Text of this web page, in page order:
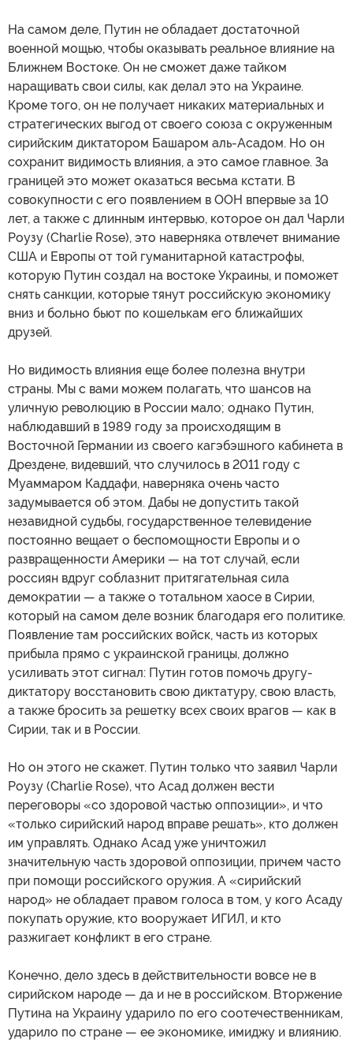
На самом деле, Путин не обладает достаточной
военной мощью, чтобы оказывать реальное влияние на
Ближнем Востоке. Он не сможет даже тайком
наращивать свои силы, как делал это на Украине.
Кроме того, он не получает никаких материальных и
стратегических выгод от своего союза с окруженным
сирийским диктатором Башаром аль-Асадом. Но он
сохранит видимость влияния, а это самое главное. За
границей это может оказаться весьма кстати. В
совокупности с его появлением в ООН впервые за 10
лет, а также с длинным интервью, которое он дал Чарли
Роузу (Charlie Rose), это наверняка отвлечет внимание
США и Европы от той гуманитарной катастрофы,
которую Путин создал на востоке Украины, и поможет
снять санкции, которые тянут российскую экономику
вниз и больно бьют по кошелькам его ближайших
друзей.
Но видимость влияния еще более полезна внутри
страны. Мы с вами можем полагать, что шансов на
уличную революцию в России мало; однако Путин,
наблюдавший в 1989 году за происходящим в
Восточной Германии из своего кагэбэшного кабинета в
Дрездене, видевший, что случилось в 2011 году с
Муаммаром Каддафи, наверняка очень часто
задумывается об этом. Дабы не допустить такой
незавидной судьбы, государственное телевидение
постоянно вещает о беспомощности Европы и о
развращенности Америки — на тот случай, если
россиян вдруг соблазнит притягательная сила
демократии — а также о тотальном хаосе в Сирии,
который на самом деле возник благодаря его политике.
Появление там российских войск, часть из которых
прибыла прямо с украинской границы, должно
усиливать этот сигнал: Путин готов помочь другу-
диктатору восстановить свою диктатуру, свою власть,
а также бросить за решетку всех своих врагов — как в
Сирии, так и в России.
Но он этого не скажет. Путин только что заявил Чарли
Роузу (Charlie Rose), что Асад должен вести
переговоры «со здоровой частью оппозиции», и что
«только сирийский народ вправе решать», кто должен
им управлять. Однако Асад уже уничтожил
значительную часть здоровой оппозиции, причем часто
при помощи российского оружия. А «сирийский
народ» не обладает правом голоса в том, у кого Асаду
покупать оружие, кто вооружает ИГИЛ, и кто
разжигает конфликт в его стране.
Конечно, дело здесь в действительности вовсе не в
сирийском народе — да и не в российском. Вторжение
Путина на Украину ударило по его соотечественникам,
ударило по стране — ее экономике, имиджу и влиянию.